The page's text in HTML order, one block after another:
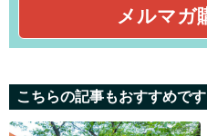
こちらの記事もおすすめです